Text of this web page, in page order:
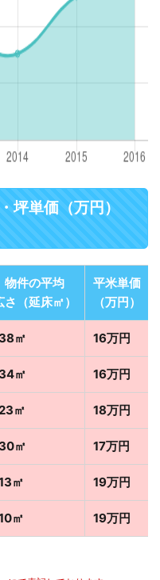
坪単価（万円）
物件の平均
さ（延床㎡）
平米単価
（万円）
㎡ 16万円
㎡ 16万円
㎡ 18万円
㎡ 17万円
㎡ 19万円
㎡ 19万円